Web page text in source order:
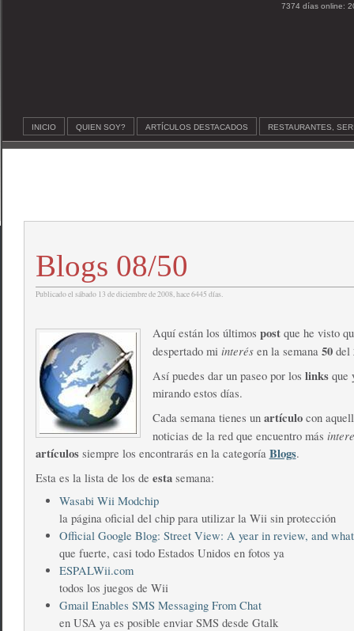
7374 días online:
INICIO QUIEN SOY? ARTÍCULOS DESTACADOS RESTAURANTES,
Blogs 08/50
Publicado el sábado 13 de diciembre de 2008, hace 6445 días.
Aquí están los últimos postque he visto
despertado mi interésen la semana 50del
Así puedes dar un paseo por los linksque
mirando estos días.
Cada semana tienes un artículocon
noticias de la red que encuentro más
artículossiempre los encontrarás en la categoría Blogs.
Esta es la lista de los de esta semana:
Wasabi Wii Modchip
la página oficial del chip para utilizar la Wii sin protección
Official Google Blog: Street View: A year in review, and
que fuerte, casi todo Estados Unidos en fotos ya
ESPALWii.com
todos los juegos de Wii
Gmail Enables SMS Messaging From Chat
en USA ya es posible enviar SMS desde Gtalk